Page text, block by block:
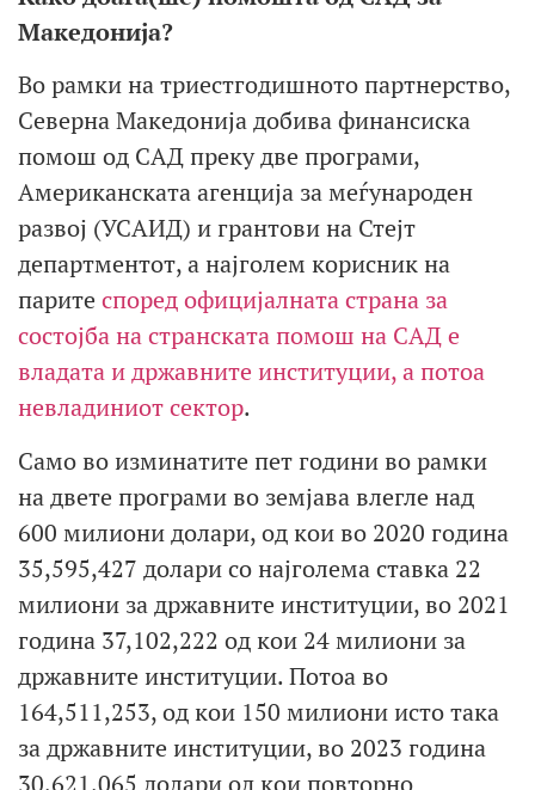
Македонија?
Во рамки на триестгодишното партнерство,
Северна Македонија добива финансиска
помош од САД преку две програми,
Американската агенција за меѓународен
развој (УСАИД) и грантови на Стејт
департментот, а најголем корисник на
парите според официјалната страна за
состојба на странската помош на САД е
владата и државните институции, а потоа
невладиниот сектор.
Само во изминатите пет години во рамки
на двете програми во земјава влегле над
600 милиони долари, од кои во 2020 година
35,595,427 долари со најголема ставка 22
милиони за државните институции, во 2021
година 37,102,222 од кои 24 милиони за
државните институции. Потоа во
164,511,253, од кои 150 милиони исто така
за државните институции, во 2023 година
30,621,065 долари од кои повторно